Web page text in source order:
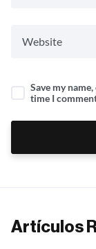
Save my
time I
Artículos